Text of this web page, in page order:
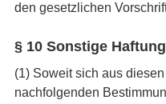
den gesetzlichen
§ 10 Sonstige Haftung
(1) Soweit sich aus
nachfolgenden